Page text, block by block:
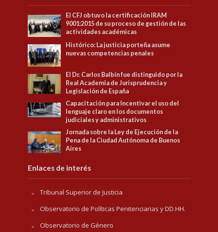
El CFJ obtuvo la certificación IRAM
9001:2015 de su proceso de gestión de las
actividades académicas
Histórico: La justicia porteña asume
nuevas competencias penales
El Dr. Carlos Balbín fue distinguido por la
Real Academia de Jurisprudencia y
Legislación de España
Capacitación para Incentivar el uso del
lenguaje claro en los documentos
judiciales y administrativos
Jornada sobre la Ley de Ejecución de la
Pena de la Ciudad Autónoma de Buenos
Aires
Enlaces de interés
Tribunal Superior de Justicia
Observatorio de Políticas Penitenciarias y DD.HH.
Observatorio de Género